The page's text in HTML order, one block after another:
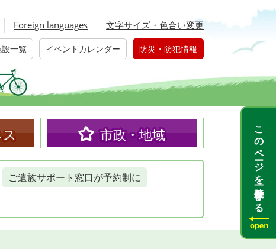
Foreign languages 文字サイズ・色合い変更
一覧 イベントカレンダー 防災・防犯情報
市政・地域
ご遺族サポート窓口が予約制に
このページを一時保存する